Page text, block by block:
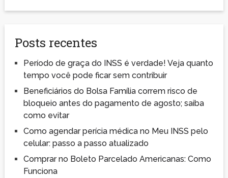
Posts recentes
Período de graça do INSS é verdade! Veja quanto
tempo você pode ficar sem contribuir
Beneficiários do Bolsa Família correm risco de
bloqueio antes do pagamento de agosto; saiba
como evitar
Como agendar perícia médica no Meu INSS pelo
celular: passo a passo atualizado
Comprar no Boleto Parcelado Americanas: Como
Funciona